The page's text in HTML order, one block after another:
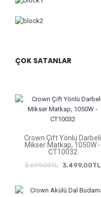
ÇOK SATANLAR
Crown Çift Yönlü Darbeli
Mikser Matkap, 1050W -
CT10032
3.699,00TL 3.499,00TL